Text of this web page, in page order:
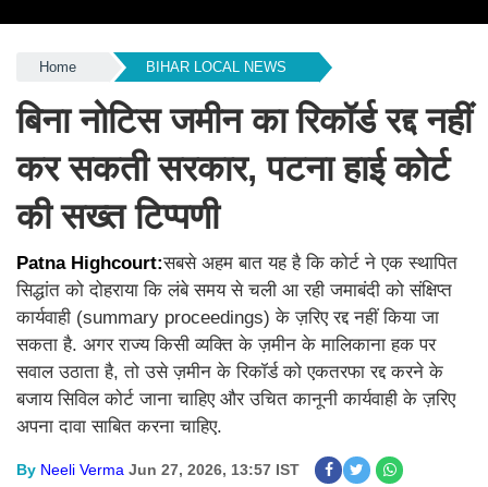
Home BIHAR LOCAL NEWS
बिना नोटिस जमीन का रिकॉर्ड रद्द नहीं
कर सकती सरकार, पटना हाई कोर्ट
की सख्त टिप्पणी
Patna Highcourt:सबसे अहम बात यह है कि कोर्ट ने एक स्थापित
सिद्धांत को दोहराया कि लंबे समय से चली आ रही जमाबंदी को संक्षिप्त
कार्यवाही (summary proceedings) के ज़रिए रद्द नहीं किया जा
सकता है. अगर राज्य किसी व्यक्ति के ज़मीन के मालिकाना हक पर
सवाल उठाता है, तो उसे ज़मीन के रिकॉर्ड को एकतरफा रद्द करने के
बजाय सिविल कोर्ट जाना चाहिए और उचित कानूनी कार्यवाही के ज़रिए
अपना दावा साबित करना चाहिए.
By Neeli Verma Jun 27, 2026, 13:57 IST